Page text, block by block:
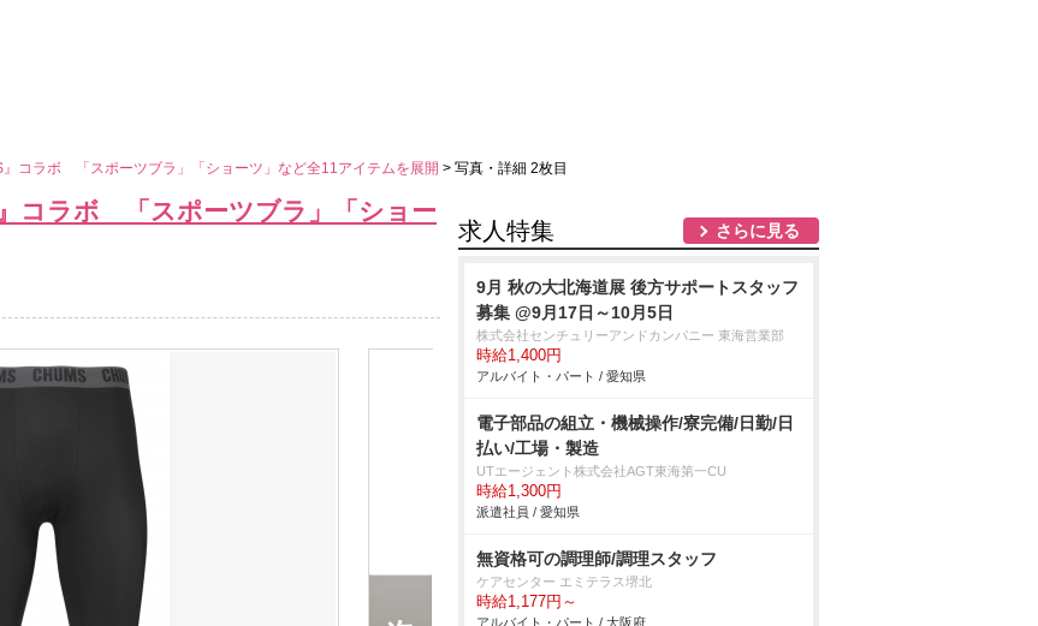
コラボ 「スポーツブラ」「ショーツ」など全11アイテムを展開 > 写真・詳細 2枚目
コラボ 「スポーツブラ」「ショー
求人特集 さらに見る
9月 秋の大北海道展 後方サポートスタッフ
募集 @9月17日～10月5日
株式会社センチュリーアンドカンパニー 東海営業部
時給1,400円
アルバイト・パート / 愛知県
電子部品の組立・機械操作/寮完備/日勤/日
払い/工場・製造
UTエージェント株式会社AGT東海第一CU
時給1,300円
派遣社員 / 愛知県
無資格可の調理師/調理スタッフ
ケアセンター エミテラス堺北
時給1,177円～
アルバイト・パート / 大阪府